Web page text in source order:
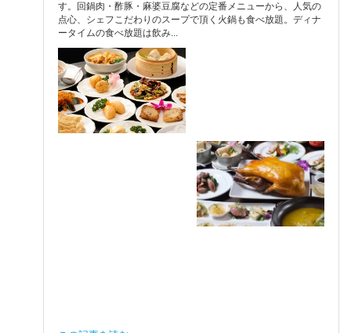
す。回鍋肉・酢豚・麻婆豆腐などの定番メニューから、人気の
点心、シェフこだわりのスープで頂く火鍋も食べ放題。ディナ
ータイムの食べ放題は飲み...